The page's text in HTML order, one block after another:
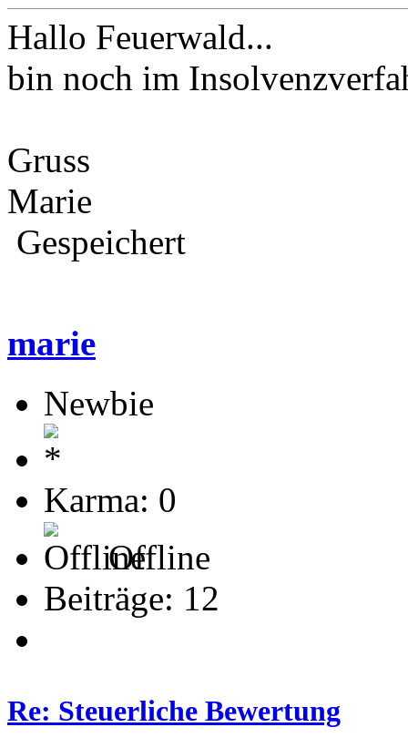
Hallo Feuerwald...
bin noch im
Gruss
Marie
Gespeichert
marie
Newbie
Karma: 0
Offline
Beiträge: 12
Re: Steuerliche Bewertung